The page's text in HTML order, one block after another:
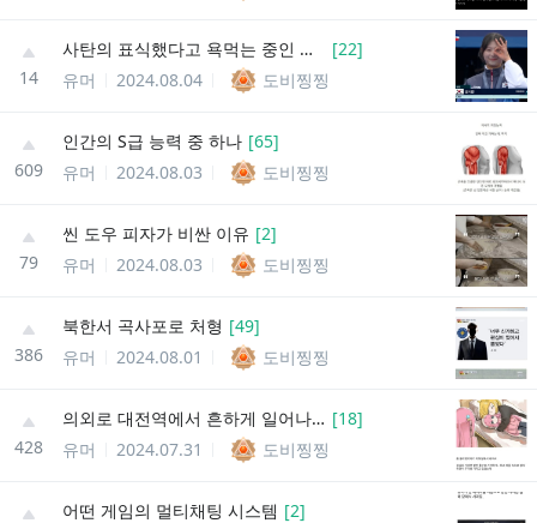
14
사탄의 표식했다고 욕먹는 중인 임시현 선수 [22]
유머
2024.08.04 도비찡찡
609
인간의 S급 능력 중 하나 [65]
유머
2024.08.03 도비찡찡
79
씬 도우 피자가 비싼 이유 [2]
유머
2024.08.03 도비찡찡
386
북한서 곡사포로 처형 [49]
유머
2024.08.01 도비찡찡
428
의외로 대전역에서 흔하게 일어나는 일 [18]
유머
2024.07.31 도비찡찡
어떤 게임의 멀티채팅 시스템 [2]